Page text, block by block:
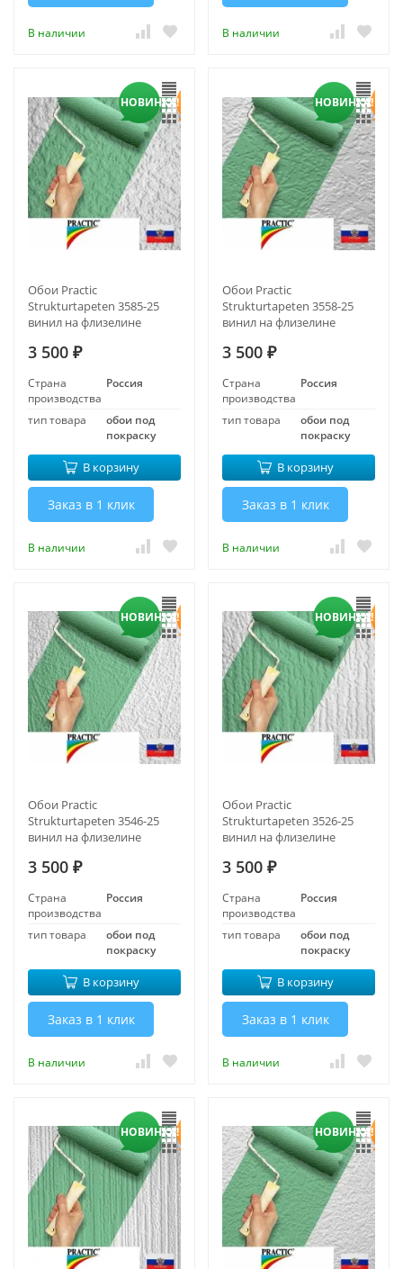
В наличии В наличии
НОВИНКА!
Обои Practic
Strukturtapeten 3585-25
винил на флизелине
3 500 ₽
Страна
производства
Россия
тип товара
обои под
покраску
В корзину
Заказ в 1 клик
В наличии
НОВИНКА!
Обои Practic
Strukturtapeten 3558-25
винил на флизелине
3 500 ₽
Страна
производства
Россия
тип товара
обои под
покраску
В корзину
Заказ в 1 клик
В наличии
НОВИНКА!
Обои Practic
Strukturtapeten 3546-25
винил на флизелине
3 500 ₽
Страна
производства
Россия
тип товара
обои под
покраску
В корзину
Заказ в 1 клик
В наличии
НОВИНКА!
Обои Practic
Strukturtapeten 3526-25
винил на флизелине
3 500 ₽
Страна
производства
Россия
тип товара
обои под
покраску
В корзину
Заказ в 1 клик
В наличии
НОВИНКА! НОВИНКА!